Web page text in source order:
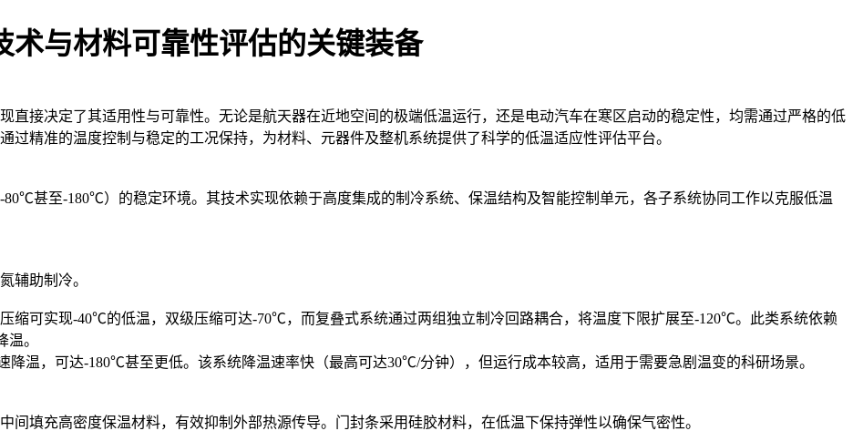
与材料可靠性评估的关键装备
直接决定了其适用性与可靠性。无论是航天器在近地空间的极端低温运行，还是电动汽车在寒区启动的稳定性，均需通过严格的低
过精准的温度控制与稳定的工况保持，为材料、元器件及整机系统提供了科学的低温适应性评估平台。
甚至-180℃）的稳定环境。其技术实现依赖于高度集成的制冷系统、保温结构及智能控制单元，各子系统协同工作以克服低温
辅助制冷。
缩可实现-40℃的低温，双级压缩可达-70℃，而复叠式系统通过两组独立制冷回路耦合，将温度下限扩展至-120℃。此类系统依赖
。
降温，可达-180℃甚至更低。该系统降温速率快（最高可达30℃/分钟），但运行成本较高，适用于需要急剧温变的科研场景。
间填充高密度保温材料，有效抑制外部热源传导。门封条采用硅胶材料，在低温下保持弹性以确保气密性。